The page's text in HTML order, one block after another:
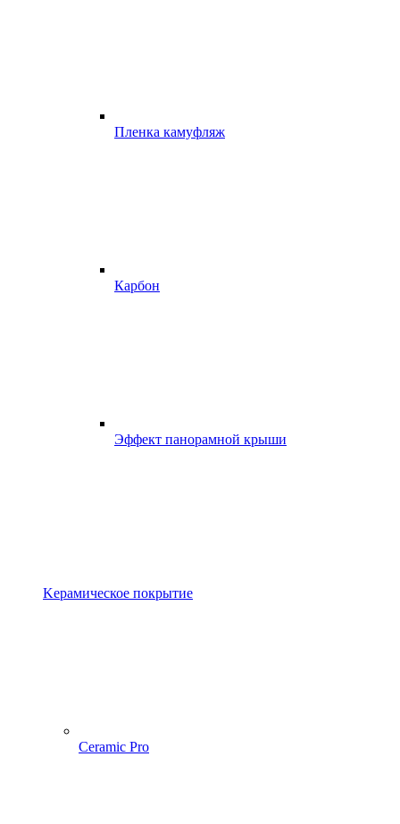
Пленка камуфляж
Карбон
Эффект панорамной крыши
Kерамическое покрытие
Ceramic Pro